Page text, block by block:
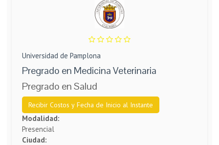
Universidad de Pamplona
Pregrado en Medicina Veterinaria
Pregrado en Salud
Recibir Costos y Fecha de Inicio al Instante
Modalidad:
Presencial
Ciudad: